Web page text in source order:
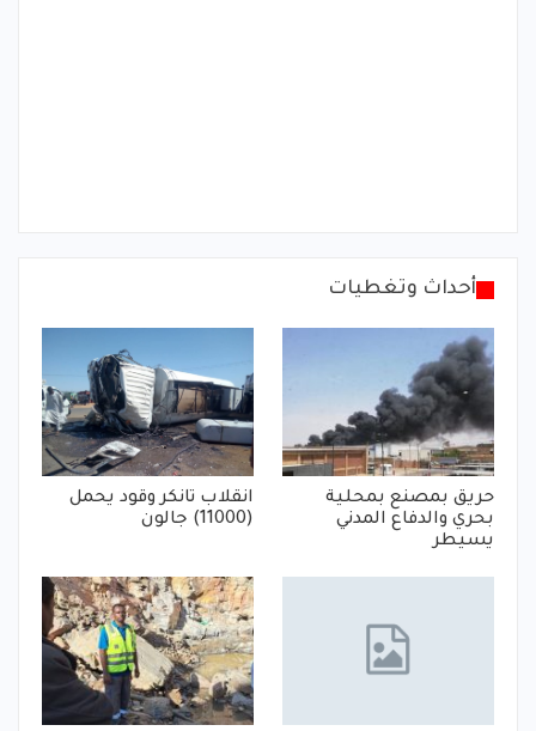
أحداث وتغطيات
حريق بمصنع بمحلية
بحري والدفاع المدني
يسيطر
انقلاب تانكر وقود يحمل
(11000) جالون